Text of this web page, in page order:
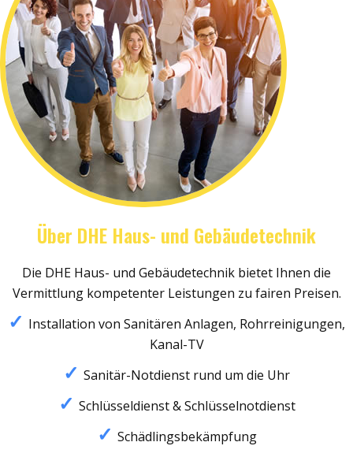
Über DHE Haus- und Gebäudetechnik
Die DHE Haus- und Gebäudetechnik bietet Ihnen die
Vermittlung kompetenter Leistungen zu fairen Preisen.
Installation von Sanitären Anlagen, Rohrreinigungen,
Kanal-TV
Sanitär-Notdienst rund um die Uhr
Schlüsseldienst & Schlüsselnotdienst
Schädlingsbekämpfung